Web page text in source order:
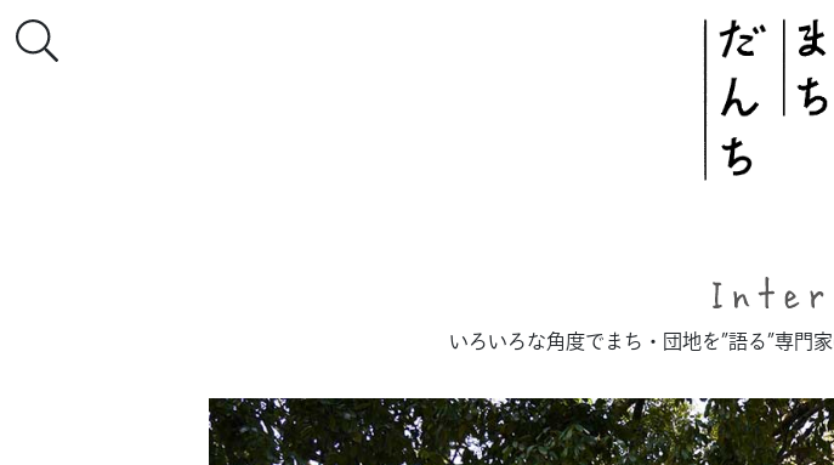
このサイト
# だ
いろいろな角度でまち・団地を”語る”専門